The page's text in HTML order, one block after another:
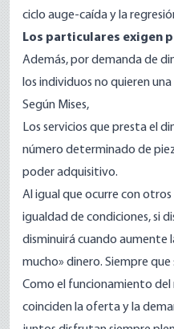
ciclo auge-caída y la
Los particulares exigen
Además, por demanda de
los individuos no quieren
Según Mises,
Los servicios que presta el
número determinado de
poder adquisitivo.
Al igual que ocurre con
igualdad de condiciones, si
disminuirá cuando aumente
mucho» dinero. Siempre
Como el funcionamiento
coinciden la oferta y la